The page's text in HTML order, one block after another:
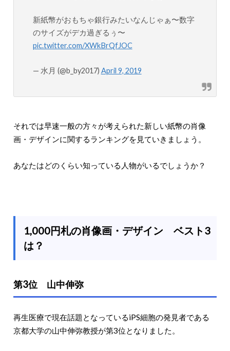
新紙幣がおもちゃ銀行みたいなんじゃぁ〜数字
のサイズがデカ過ぎるぅ〜
pic.twitter.com/XWkBrQfJOC
— 水月 (@b_by2017) April 9, 2019
それでは早速一般の方々が考えられた新しい紙幣の肖像
画・デザインに関するランキングを見ていきましょう。
あなたはどのくらい知っている人物がいるでしょうか？
1,000円札の肖像画・デザイン ベスト3
は？
第3位 山中伸弥
再生医療で現在話題となっているiPS細胞の発見者である
京都大学の山中伸弥教授が第3位となりました。